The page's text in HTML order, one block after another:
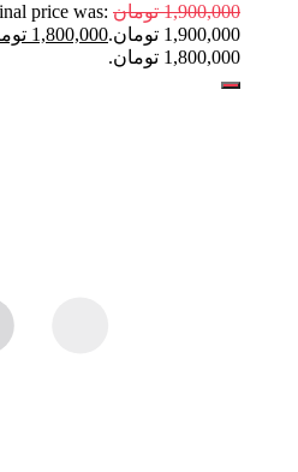
1,900,000 تومان price was:
1,900,000 تومان.
1,800,000
1,800,000 تومان.